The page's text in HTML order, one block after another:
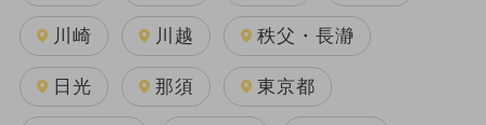
川崎 川越 秩父・長瀞
日光 那須 東京都